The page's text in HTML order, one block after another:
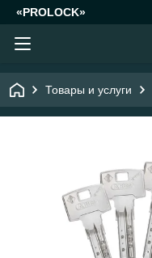
«PROLOCK»
Товары и услуги